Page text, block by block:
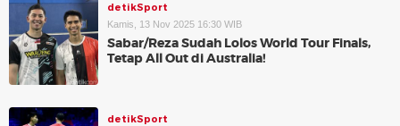
detikSport
Kamis, 13 Nov 2025 16:30 WIB
Sabar/Reza Sudah Lolos World Tour Finals,
Tetap All Out di Australia!
detikSport